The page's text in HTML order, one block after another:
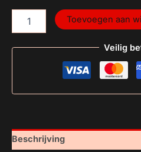
Toevoegen aan
Veilig
Beschrijving